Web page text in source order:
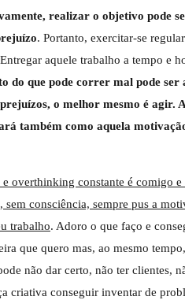
realizar o objetivo pode
. Portanto, exercitar-se
aquele trabalho a tempo e
do que pode correr mal pode ser
o melhor mesmo é agir.
também como aquela
overthinking constante é comigo e
consciência, sempre pus a
trabalho. Adoro o que faço e
que quero mas, ao mesmo
não dar certo, não ter clientes,
criativa conseguir inventar de